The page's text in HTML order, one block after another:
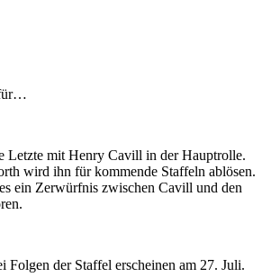
für…
Letzte mit Henry Cavill in der Hauptrolle.
wird ihn für kommende Staffeln ablösen.
ein Zerwürfnis zwischen Cavill und den
Folgen der Staffel erscheinen am 27. Juli.